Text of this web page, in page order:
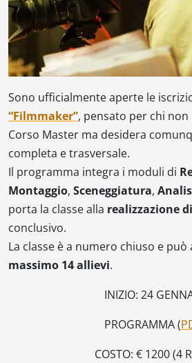
Sono ufficialmente aperte le
“Filmmaker”, pensato per chi
Corso Master ma desidera
completa e trasversale.
Il programma integra i moduli di
Montaggio, Sceneggiatura,
porta la classe alla realizzazione
conclusivo.
La classe è a numero chiuso e può
massimo 14 allievi.
INIZIO: 24
PROGRAMMA (
COSTO: € 1200 (4